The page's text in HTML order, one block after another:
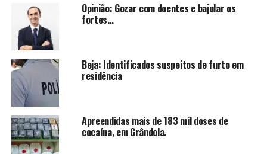
Opinião: Gozar com doentes e bajular os
fortes…
Beja: Identificados suspeitos de furto em
residência
Apreendidas mais de 183 mil doses de
cocaína, em Grândola.